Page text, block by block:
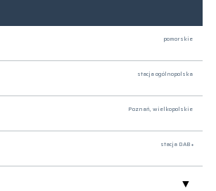
pomorskie
stacja ogólnopolska
Poznań, wielkopolskie
stacja DAB+